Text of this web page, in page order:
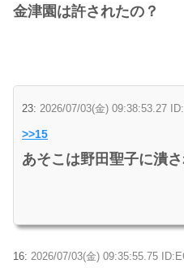
金津園は許されたの？
23: 2026/07/03(金) 09:38:53.27
>>15
あそこは野田聖子に潰
16: 2026/07/03(金) 09:35:55.75